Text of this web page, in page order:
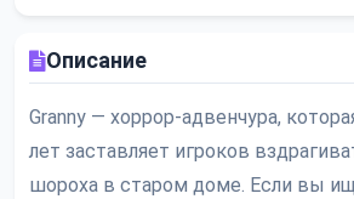
Описание
Granny — хоррор-адвенчура,
лет заставляет игроков
шороха в старом доме. Если вы